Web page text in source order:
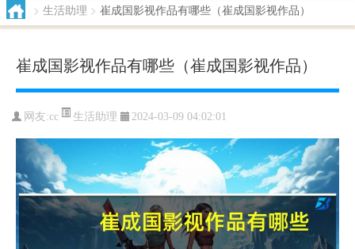
> 生活助理 > 崔成国影视作品有哪些（崔成国影视作品）
崔成国影视作品有哪些（崔成国影视作品）
网友:cc 生活助理 2024-03-09 04:02:01